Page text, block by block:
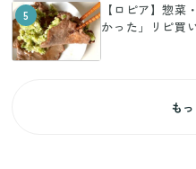
5
【ロピア】惣
かった」リピ買
も